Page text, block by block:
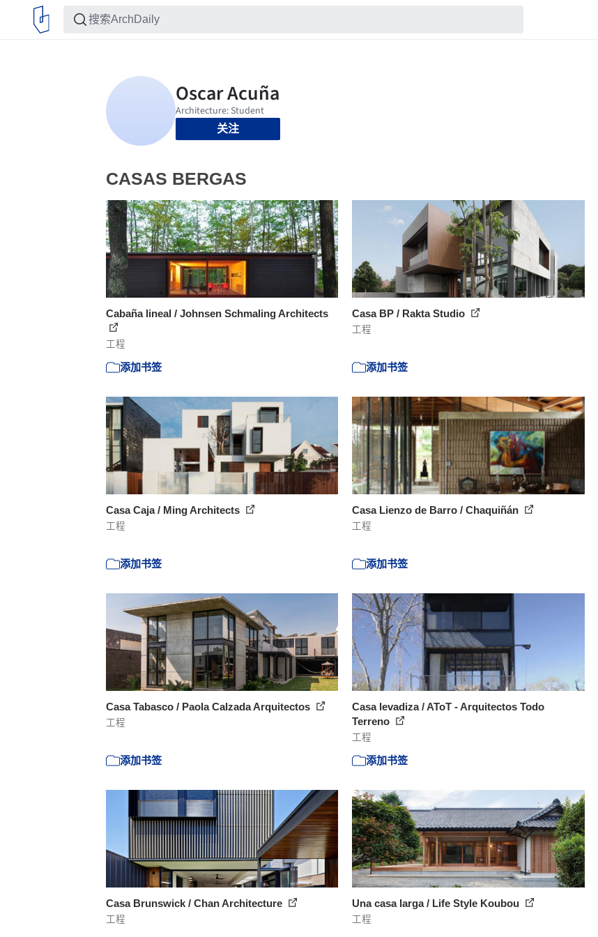
关注
CASAS BERGAS
Cabaña lineal / Johnsen Schmaling Architects
工程
添加书签
Casa BP / Rakta Studio
工程
添加书签
Casa Caja / Ming Architects
工程
添加书签
Casa Lienzo de Barro / Chaquiñán
工程
添加书签
Casa Tabasco / Paola Calzada Arquitectos
工程
添加书签
Casa levadiza / AToT - Arquitectos Todo
Terreno
工程
添加书签
Casa Brunswick / Chan Architecture
工程
Una casa larga / Life Style Koubou
工程